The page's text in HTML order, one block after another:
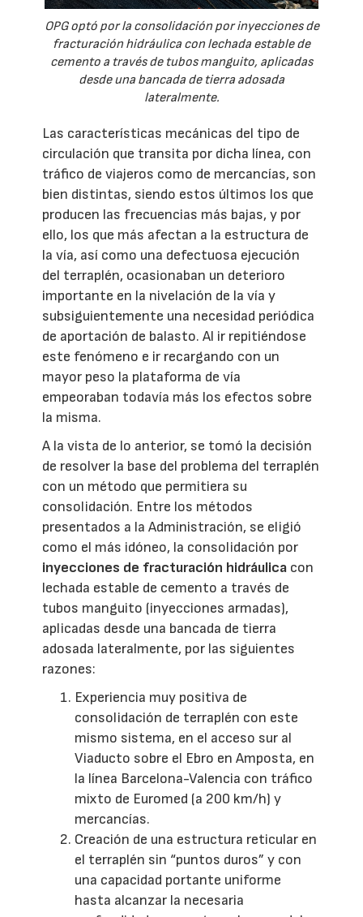
OPG optó por la consolidación por inyecciones de
fracturación hidráulica con lechada estable de
cemento a través de tubos manguito, aplicadas
desde una bancada de tierra adosada
lateralmente.
Las características mecánicas del tipo de
circulación que transita por dicha línea, con
tráfico de viajeros como de mercancías, son
bien distintas, siendo estos últimos los que
producen las frecuencias más bajas, y por
ello, los que más afectan a la estructura de
la vía, así como una defectuosa ejecución
del terraplén, ocasionaban un deterioro
importante en la nivelación de la vía y
subsiguientemente una necesidad periódica
de aportación de balasto. Al ir repitiéndose
este fenómeno e ir recargando con un
mayor peso la plataforma de vía
empeoraban todavía más los efectos sobre
la misma.
A la vista de lo anterior, se tomó la decisión
de resolver la base del problema del terraplén
con un método que permitiera su
consolidación. Entre los métodos
presentados a la Administración, se eligió
como el más idóneo, la consolidación por
inyecciones de fracturación hidráulica con
lechada estable de cemento a través de
tubos manguito (inyecciones armadas),
aplicadas desde una bancada de tierra
adosada lateralmente, por las siguientes
razones:
Experiencia muy positiva de
consolidación de terraplén con este
mismo sistema, en el acceso sur al
Viaducto sobre el Ebro en Amposta, en
la línea Barcelona-Valencia con tráfico
mixto de Euromed (a 200 km/h) y
mercancías.
Creación de una estructura reticular en
el terraplén sin “puntos duros” y con
una capacidad portante uniforme
hasta alcanzar la necesaria